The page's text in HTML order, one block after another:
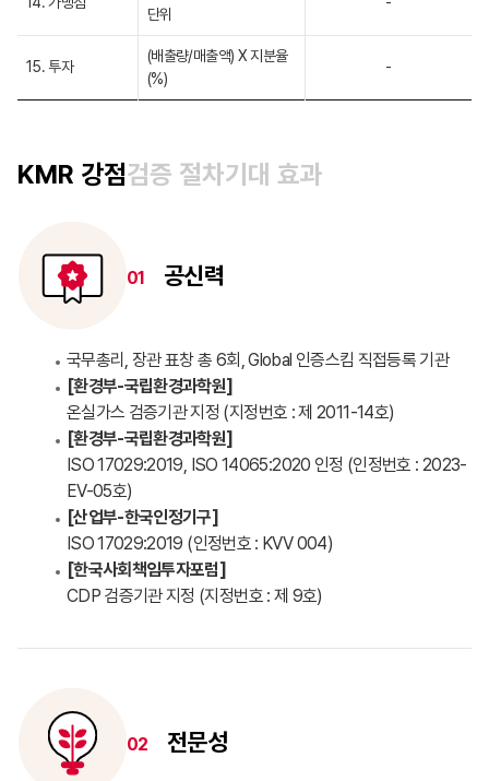
단위
15. 투자
(배출량/매출액) X 지분율
(%)
-
KMR 강점검증 절차기대 효과
01 공신력
국무총리, 장관 표창 총 6회, Global 인증스킴 직접등록 기관
[환경부-국립환경과학원]
온실가스 검증기관 지정 (지정번호 : 제 2011-14호)
[환경부-국립환경과학원]
ISO 17029:2019, ISO 14065:2020 인정 (인정번호 : 2023-
EV-05호)
[산업부-한국인정기구]
ISO 17029:2019 (인정번호 : KVV 004)
[한국사회책임투자포럼]
CDP 검증기관 지정 (지정번호 : 제 9호)
02 전문성